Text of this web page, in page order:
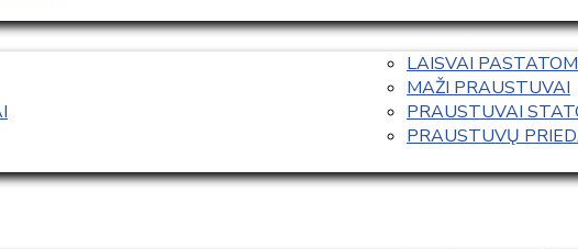
LAISVAI
MAŽI PRAUSTUVAI
PRAUSTUVAI
PRAUSTUVŲ